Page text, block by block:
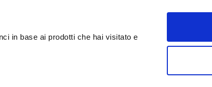
in base ai prodotti che hai visitato e